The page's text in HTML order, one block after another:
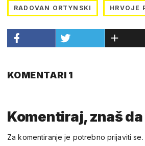
RADOVAN ORTYNSKI HRVOJE
KOMENTARI 1
Komentiraj, znaš
Za komentiranje je potrebno prijaviti